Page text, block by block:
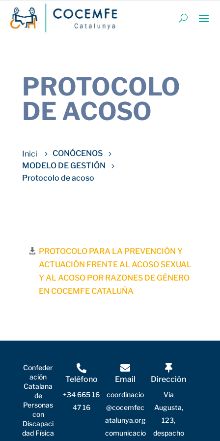
PROTOCOLO
DE ACOSO
CONÓCENOS
MODELO DE GESTIÓN
Protocolo de acoso
PROTOCOLO PARA LA PREVENCIÓN Y
ACTUACIÓN FRENTE AL ACOSO SEXUAL
Y AL ACOSO POR RAZONES DE GÉNERO
EN COCEMFE CATALUÑA
Confeder
ación
Catalana
de
Personas
con
Discapaci
dad Física
Teléfono
+34 665 16
47 16
Email
coordinacio
@cocemfec
atalunya.org
comunicacio
Dirección
Via
Augusta,
123,
despacho